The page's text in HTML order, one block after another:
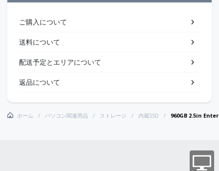
ご購入について
送料について
配送予定とエリアについて
返品について
ホーム パソコン関連用品 ストレージ 内蔵SSD 960GB 2.5in